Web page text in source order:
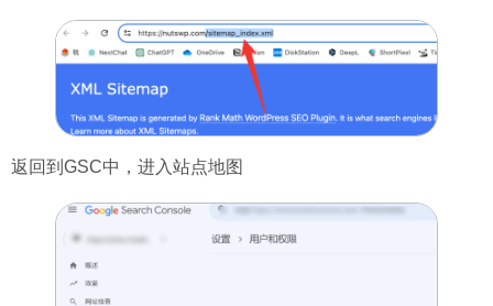
返回到GSC中，进入站点地图